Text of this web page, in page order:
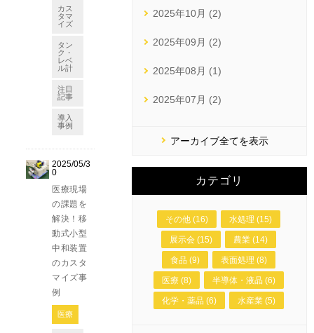
カス
タマ
イズ
タン
ク・
レベ
ル計
注目
記事
導入
事例
2025/05/3
0
医療現場
の課題を
解決！移
動式小型
中和装置
のカスタ
マイズ事
例
医療
2025年10月 (2)
2025年09月 (2)
2025年08月 (1)
2025年07月 (2)
アーカイブ全てを表示
カテゴリ
その他 (16) 水処理 (15)
展示会 (15) 農業 (14)
食品 (9) 表面処理 (8)
医療 (8) 半導体・液晶 (6)
化学・薬品 (6) 水産業 (5)